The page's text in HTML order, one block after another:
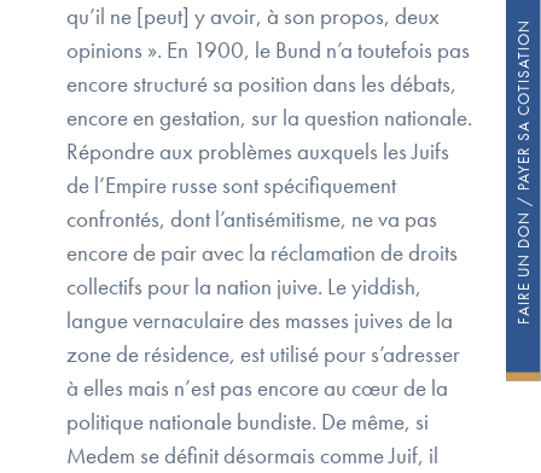
FAIRE UN DON / PAYER SA COTISATION
qu’il ne [peut] y avoir, à son propos, deux
opinions ». En 1900, le Bund n’a toutefois pas
encore structuré sa position dans les débats,
encore en gestation, sur la question nationale.
Répondre aux problèmes auxquels les Juifs
de l’Empire russe sont spécifiquement
confrontés, dont l’antisémitisme, ne va pas
encore de pair avec la réclamation de droits
collectifs pour la nation juive. Le yiddish,
langue vernaculaire des masses juives de la
zone de résidence, est utilisé pour s’adresser
à elles mais n’est pas encore au cœur de la
politique nationale bundiste. De même, si
Medem se définit désormais comme Juif, il